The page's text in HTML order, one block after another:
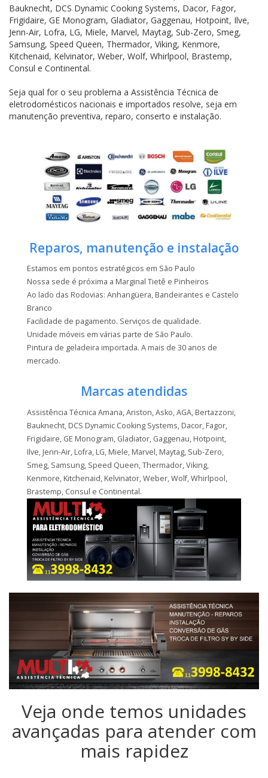
Bauknecht, DCS Dynamic Cooking Systems, Dacor, Fagor,
Frigidaire, GE Monogram, Gladiator, Gaggenau, Hotpoint, Ilve,
Jenn-Air, Lofra, LG, Miele, Marvel, Maytag, Sub-Zero, Smeg,
Samsung, Speed Queen, Thermador, Viking, Kenmore,
Kitchenaid, Kelvinator, Weber, Wolf, Whirlpool, Brastemp,
Consul e Continental.
Seja qual for o seu problema a Assistência Técnica de
eletrodomésticos nacionais e importados resolve, seja em
manutenção preventiva, reparo, conserto e instalação.
Reparos, manutenção e instalação
Estamos em pontos estratégicos em São Paulo
Nossa sede é próxima a Marginal Tietê e Pinheiros
Ao lado das Rodovias: Anhangüera, Bandeirantes e Castelo
Branco
Facilidade de pagamento. Serviços de qualidade.
Unidade móveis em várias parte de São Paulo.
Pintura de geladeira importada. A mais de 30 anos de
mercado.
Marcas atendidas
Assistência Técnica Amana, Ariston, Asko, AGA, Bertazzoni,
Bauknecht, DCS Dynamic Cooking Systems, Dacor, Fagor,
Frigidaire, GE Monogram, Gladiator, Gaggenau, Hotpoint,
Ilve, Jenn-Air, Lofra, LG, Miele, Marvel, Maytag, Sub-Zero,
Smeg, Samsung, Speed Queen, Thermador, Viking,
Kenmore, Kitchenaid, Kelvinator, Weber, Wolf, Whirlpool,
Brastemp, Consul e Continental.
Veja onde temos unidades
avançadas para atender com
mais rapidez